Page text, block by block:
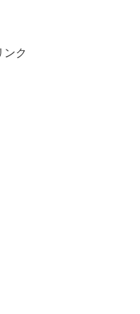
ク